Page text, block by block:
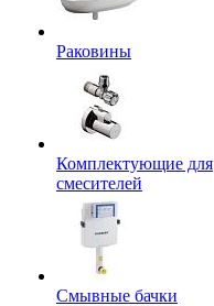
Раковины
Комплектующие для
смесителей
Смывные бачки